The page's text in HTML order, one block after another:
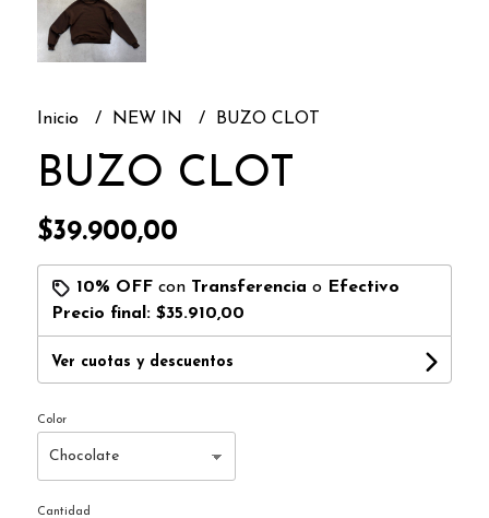
Inicio NEW IN BUZO CLOT
BUZO CLOT
$39.900,00
10% OFFcon Transferencia o Efectivo
Precio final: $35.910,00
Ver cuotas y descuentos
Color
Cantidad